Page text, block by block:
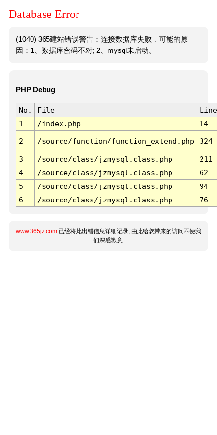
Database Error
(1040) 365建站错误警告：连接数据库失败，可能的原
因：1、数据库密码不对; 2、mysql未启动。
PHP Debug
No. File
Line
1
/index.php 14
2 /source/function/function_extend.php 324
3 /source/class/jzmysql.class.php
211
4
/source/class/jzmysql.class.php
62
5
/source/class/jzmysql.class.php
94
6
/source/class/jzmysql.class.php 76
www.365jz.com 已经将此出错信息详细记录, 由此给您带来的访问不便我
们深感歉意.